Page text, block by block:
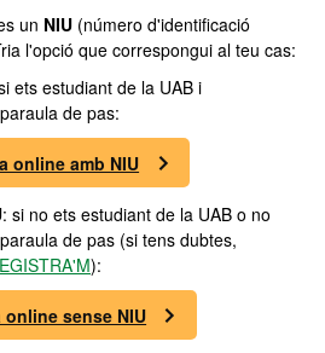
un NIU (número d'identificació
l'opció que correspongui al teu cas:
ets estudiant de la UAB i
de pas:
online amb NIU
: si no ets estudiant de la UAB o no
de pas (si tens dubtes,
):
online sense NIU